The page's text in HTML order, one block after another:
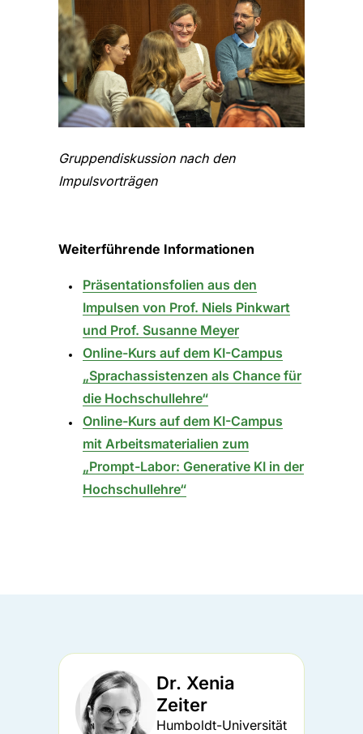
Gruppendiskussion nach den
Impulsvorträgen
Weiterführende Informationen
Präsentationsfolien aus den
Impulsen von Prof. Niels Pinkwart
und Prof. Susanne Meyer
Online-Kurs auf dem KI-Campus
„Sprachassistenzen als Chance für
die Hochschullehre“
Online-Kurs auf dem KI-Campus
mit Arbeitsmaterialien zum
„Prompt-Labor: Generative KI in der
Hochschullehre“
Dr. Xenia
Zeiter
Humboldt-Universität